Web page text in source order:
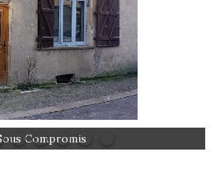
Compromis